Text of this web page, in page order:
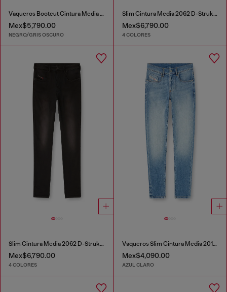
Vaqueros Bootcut Cintura Media 1998 D-Buck
Mex$5,790.00
NEGRO/GRIS OSCURO
Slim Cintura Media 2062 D-Strukt Joggjeans®
Mex$6,790.00
4 COLORES
Slim Cintura Media 2062 D-Strukt Joggjeans®
Mex$6,790.00
4 COLORES
Vaqueros Slim Cintura Media 2019 D-Strukt
Mex$4,090.00
AZUL CLARO